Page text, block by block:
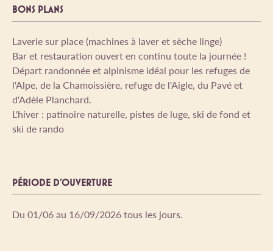
BONS PLANS
Laverie sur place (machines à laver et sèche linge)
Bar et restauration ouvert en continu toute la journée !
Départ randonnée et alpinisme idéal pour les refuges de
l'Alpe, de la Chamoissière, refuge de l'Aigle, du Pavé et
d'Adèle Planchard.
L'hiver : patinoire naturelle, pistes de luge, ski de fond et
ski de rando
PÉRIODE D'OUVERTURE
Du 01/06 au 16/09/2026 tous les jours.